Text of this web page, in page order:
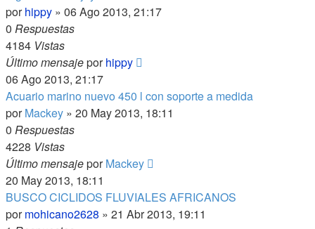
porhippy » 06 Ago 2013, 21:17
0 Respuestas
4184 Vistas
Último mensajeporhippy
06 Ago 2013, 21:17
Acuario marino nuevo 450 l con soporte a medida
porMackey » 20 May 2013, 18:11
0 Respuestas
4228 Vistas
Último mensajeporMackey
20 May 2013, 18:11
BUSCO CICLIDOS FLUVIALES AFRICANOS
pormohicano2628 » 21 Abr 2013, 19:11